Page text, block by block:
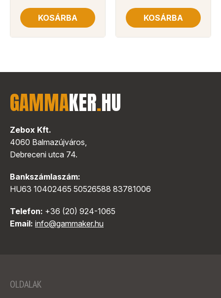
KOSÁRBA KOSÁRBA
GAMMAKER.HU
Zebox Kft.
4060 Balmazújváros,
Debreceni utca 74.
Bankszámlaszám:
HU63 10402465 50526588 83781006
Telefon: +36 (20) 924-1065
Email: info@gammaker.hu
OLDALAK